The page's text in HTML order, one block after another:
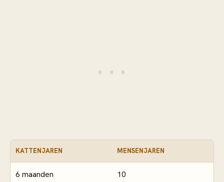
KATTENJAREN MENSENJAREN
6 maanden 10